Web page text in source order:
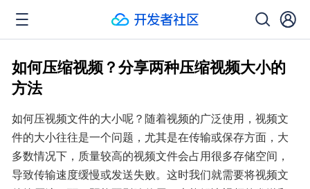
如何压缩视频？分享两种压缩视频大小的
方法
如何压视频文件的大小呢？随着视频的广泛使用，视频文
件的大小往往是一个问题，尤其是在传输或保存方面，大
多数情况下，质量较高的视频文件会占用很多存储空间，
导致传输速度缓慢或发送失败。这时我们就需要将视频文